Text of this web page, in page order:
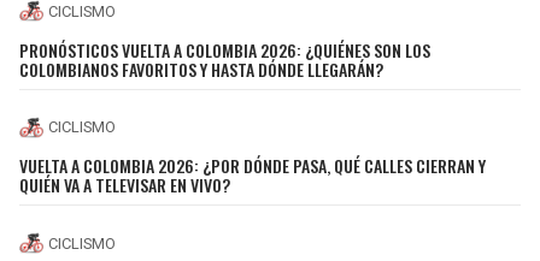
CICLISMO
PRONÓSTICOS VUELTA A COLOMBIA 2026: ¿QUIÉNES SON LOS
COLOMBIANOS FAVORITOS Y HASTA DÓNDE LLEGARÁN?
CICLISMO
VUELTA A COLOMBIA 2026: ¿POR DÓNDE PASA, QUÉ CALLES CIERRAN Y
QUIÉN VA A TELEVISAR EN VIVO?
CICLISMO